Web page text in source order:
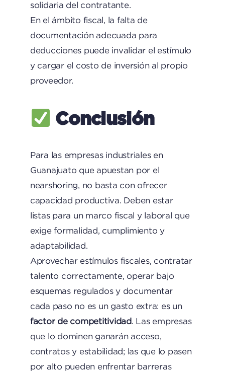
solidaria del contratante.
En el ámbito fiscal, la falta de
documentación adecuada para
deducciones puede invalidar el estímulo
y cargar el costo de inversión al propio
proveedor.
Conclusión
Para las empresas industriales en
Guanajuato que apuestan por el
nearshoring, no basta con ofrecer
capacidad productiva. Deben estar
listas para un marco fiscal y laboral que
exige formalidad, cumplimiento y
adaptabilidad.
Aprovechar estímulos fiscales, contratar
talento correctamente, operar bajo
esquemas regulados y documentar
cada paso no es un gasto extra: es un
factor de competitividad. Las empresas
que lo dominen ganarán acceso,
contratos y estabilidad; las que lo pasen
por alto pueden enfrentar barreras